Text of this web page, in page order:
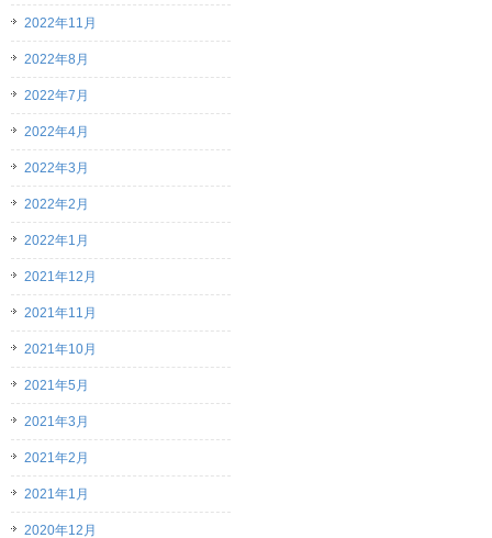
2022年11月
2022年8月
2022年7月
2022年4月
2022年3月
2022年2月
2022年1月
2021年12月
2021年11月
2021年10月
2021年5月
2021年3月
2021年2月
2021年1月
2020年12月